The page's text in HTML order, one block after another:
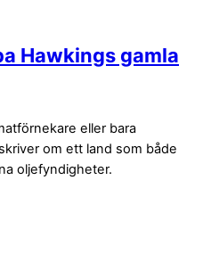
Hawkings gamla
eller bara
om ett land som både
oljefyndigheter.